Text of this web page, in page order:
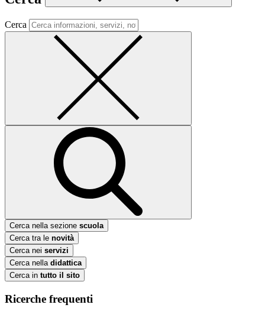
Cerca
Cerca nella sezione scuola
Cerca tra le novità
Cerca nei servizi
Cerca nella didattica
Cerca in tutto il sito
Ricerche frequenti